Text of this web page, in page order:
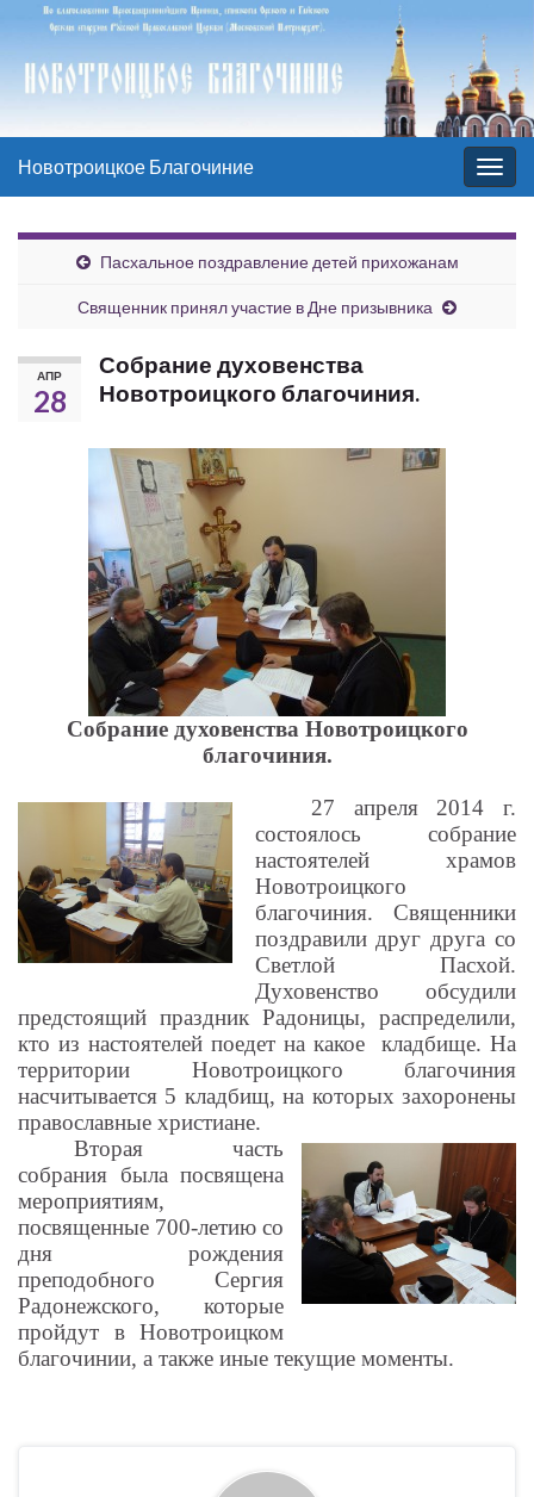
Вкл/
выкл
Новотроицкое Благочиние
Пасхальное поздравление детей прихожанам
Священник принял участие в Дне призывника
АПР
28
Собрание духовенства
Новотроицкого благочиния.
Собрание духовенства Новотроицкого
благочиния.
27 апреля 2014 г.
состоялось собрание
настоятелей храмов
Новотроицкого
благочиния. Священники
поздравили друг друга со
Светлой Пасхой.
Духовенство обсудили
предстоящий праздник Радоницы, распределили,
кто из настоятелей поедет на какое
кладбище. На
территории Новотроицкого благочиния
насчитывается 5 кладбищ, на которых захоронены
православные христиане.
Вторая часть
собрания была посвящена
мероприятиям,
посвященные 700-летию со
дня рождения
преподобного Сергия
Радонежского, которые
пройдут в Новотроицком
благочинии, а также иные текущие моменты.